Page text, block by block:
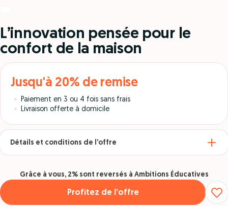
L’innovation pensée pour le
confort de la maison
Jusqu'à 20% de remise
Paiement en 3 ou 4 fois sans frais
Livraison offerte à domicile
Détails et conditions de l’offre
Profitez de l’offre
Grâce à vous, 2% sont reversés à Ambitions Éducatives